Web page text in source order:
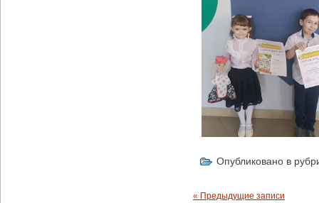
Опубликовано в
« Предыдущие записи